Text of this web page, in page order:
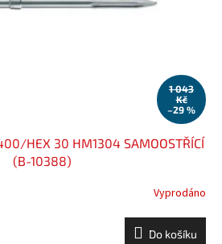
1 043
Kč
–29 %
HEX 30 HM1304 SAMOOSTŘÍCÍ
(B-10388)
Vyprodáno
Do košíku